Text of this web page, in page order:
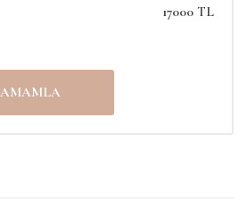
17000 TL